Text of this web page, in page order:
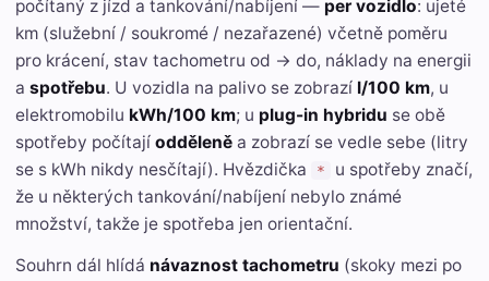
počítaný z jízd a tankování/nabíjení — per vozidlo: ujeté
km (služební / soukromé / nezařazené) včetně poměru
pro krácení, stav tachometru od → do, náklady na energii
a spotřebu. U vozidla na palivo se zobrazí l/100 km, u
elektromobilu kWh/100 km; u plug-in hybridu se obě
spotřeby počítají odděleně a zobrazí se vedle sebe (litry
se s kWh nikdy nesčítají). Hvězdička
*
u spotřeby značí,
že u některých tankování/nabíjení nebylo známé
množství, takže je spotřeba jen orientační.
Souhrn dál hlídá návaznost tachometru (skoky mezi po